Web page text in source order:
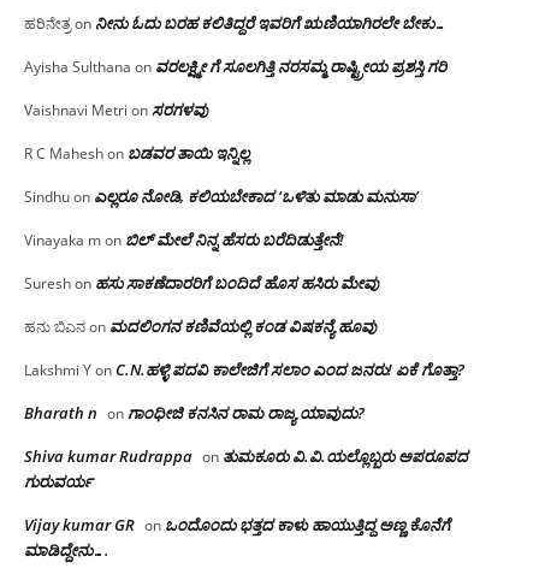
ಹರಿನೇತ್ರon ನೀನು ಓದು ಬರಹ ಕಲಿತಿದ್ದರೆ ಇವರಿಗೆ ಋಣಿಯಾಗಿರಲೇ ಬೇಕು…
Ayisha Sulthana on ವರಲಕ್ಷ್ಮೀ ಗೆ ಸೂಲಗಿತ್ತಿ ನರಸಮ್ಮ‌ ರಾಷ್ಟ್ರೀಯ ಪ್ರಶಸ್ತಿ ಗರಿ
Vaishnavi Metri onಸರಗಳವು
R C Maheshon ಬಡವರ ತಾಯಿ ಇನ್ನಿಲ್ಲ
Sindhuon ಎಲ್ಲರೂ ನೋಡಿ, ಕಲಿಯಬೇಕಾದ ‘ಒಳಿತು ಮಾಡು ಮನುಸಾ’
Vinayaka mon ಬಿಲ್ ಮೇಲೆ ನಿನ್ನ ಹೆಸರು ಬರೆದಿಡುತ್ತೇನೆ!
Sureshon ಹಸು ಸಾಕಣೆದಾರರಿಗೆ ಬಂದಿದೆ ಹೊಸ ಹಸಿರು ಮೇವು
ಹನು ಬಿಎನon ಮದಲಿಂಗನ ಕಣಿವೆಯಲ್ಲಿ ಕಂಡ ವಿಷಕನ್ಯೆ ಹೂವು
Lakshmi YonC.N.ಹಳ್ಳಿ ಪದವಿ ಕಾಲೇಜಿಗೆ ಸಲಾಂ‌ ಎಂದ ಜನರು! ಏಕೆ ಗೊತ್ತಾ?
Bharath n onಗಾಂಧೀಜಿ ಕನಸಿನ ರಾಮ ರಾಜ್ಯ ಯಾವುದು?
Shiva kumar Rudrappa on ತುಮಕೂರು‌ ವಿ.ವಿ.ಯಲ್ಲೊಬ್ಬರು ಅಪರೂಪದ
ಗುರುವರ್ಯ
Vijay kumar GR on ಒಂದೊಂದು ಭತ್ತದ ಕಾಳು ಹಾಯುತ್ತಿದ್ದ ಅಣ್ಣ ಕೊನೆಗೆ
ಮಾಡಿದ್ದೇನು….